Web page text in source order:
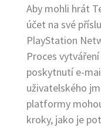
Aby mohli hrát
účet na své
PlayStation
Proces
poskytnutí e-
uživatelského
platformy
kroky, jako je